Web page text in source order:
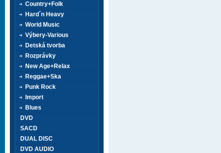
Country+Folk
Hard´n Heavy
World Music
Výbery-Various
Detská tvorba
Rozprávky
New Age+Relax
Reggae+Ska
Punk Rock
Import
Blues
DVD
SACD
DUAL DISC
DVD AUDIO